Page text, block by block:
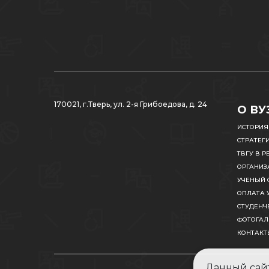
170021, г.Тверь, ул. 2-я Грибоедова, д. 24 О
ИСТОРИЯ
ТВГУ В
УЧЕНЫЙ
ОПЛАТА